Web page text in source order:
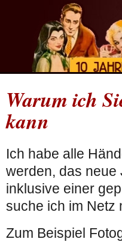
Warum ich
kann
Ich habe alle
werden, das neue
inklusive einer
suche ich im Netz
Zum Beispiel